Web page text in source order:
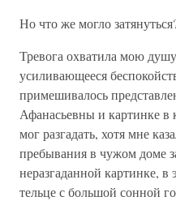
Но что же могло
Тревога охватила мою
усиливающееся
примешивалось
Афанасьевны и картинке в
мог разгадать, хотя мне
пребывания в чужом доме
неразгаданной картинке,
тельце с большой сонной